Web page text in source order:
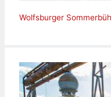
Wolfsburger